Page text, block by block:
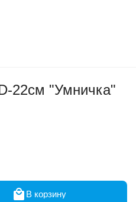
22см "Умничка"
В корзину